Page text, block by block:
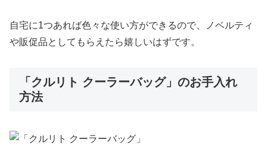
自宅に1つあれば色々な使い方ができるので、ノベルティ
や販促品としてもらえたら嬉しいはずです。
「クルリト クーラーバッグ」のお手入れ
方法